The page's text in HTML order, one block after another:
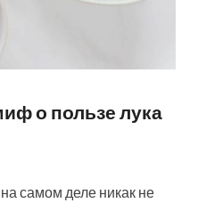
о пользе лука
самом деле никак не